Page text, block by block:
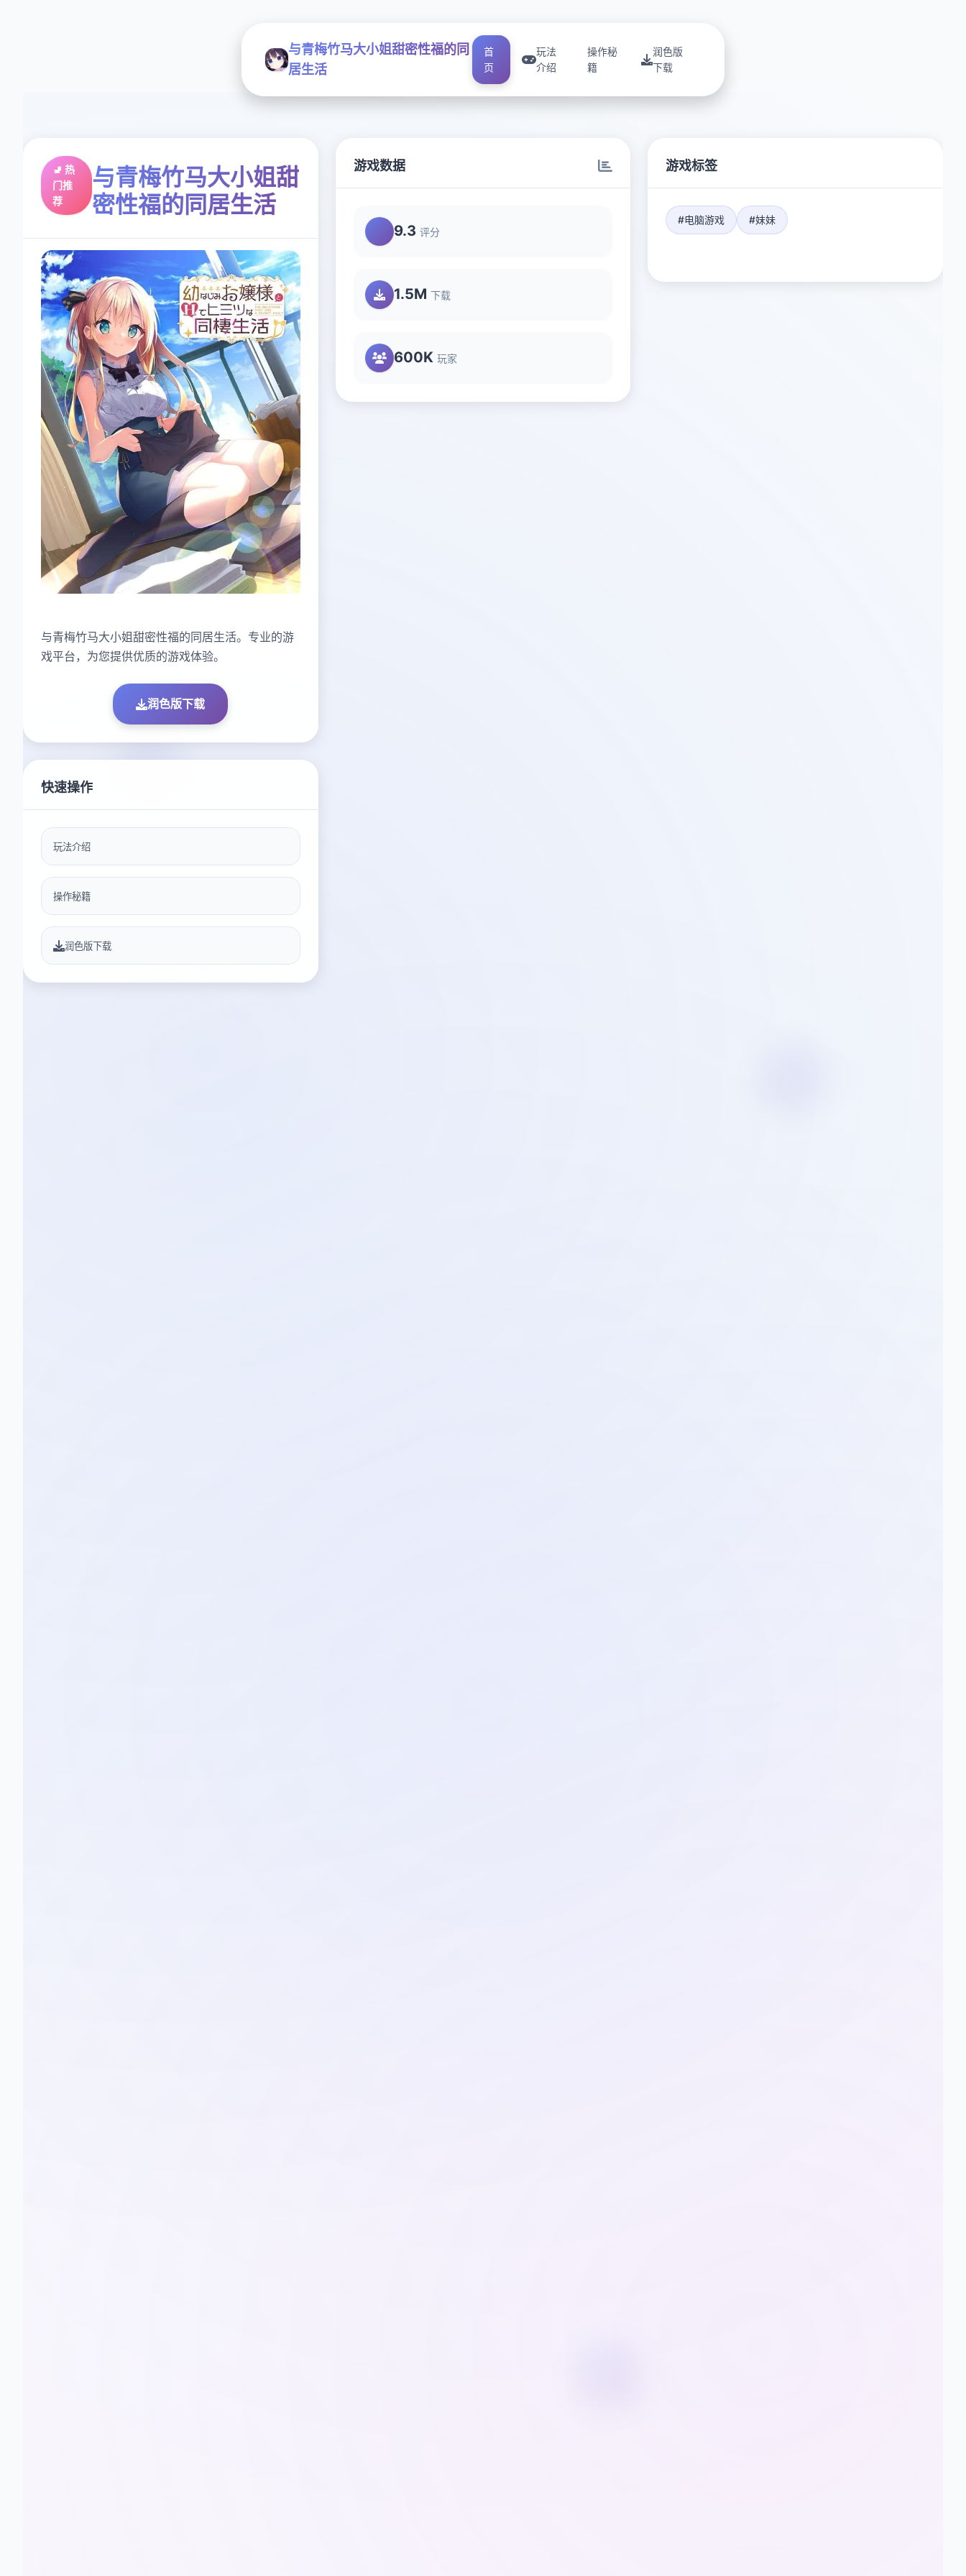
与青梅竹马大小姐甜密性福的同
居生活
首
页
玩法
介绍
操作秘
籍
润色版
下载
🚽 热
门推
荐
与青梅竹马大小姐甜
密性福的同居生活
与青梅竹马大小姐甜密性福的同居生活。专业的游
戏平台，为您提供优质的游戏体验。
润色版下载
游戏数据
9.3 评分
1.5M 下载
600K 玩家
游戏标签
#电脑游戏 #妹妹
快速操作
玩法介绍
操作秘籍
润色版下载